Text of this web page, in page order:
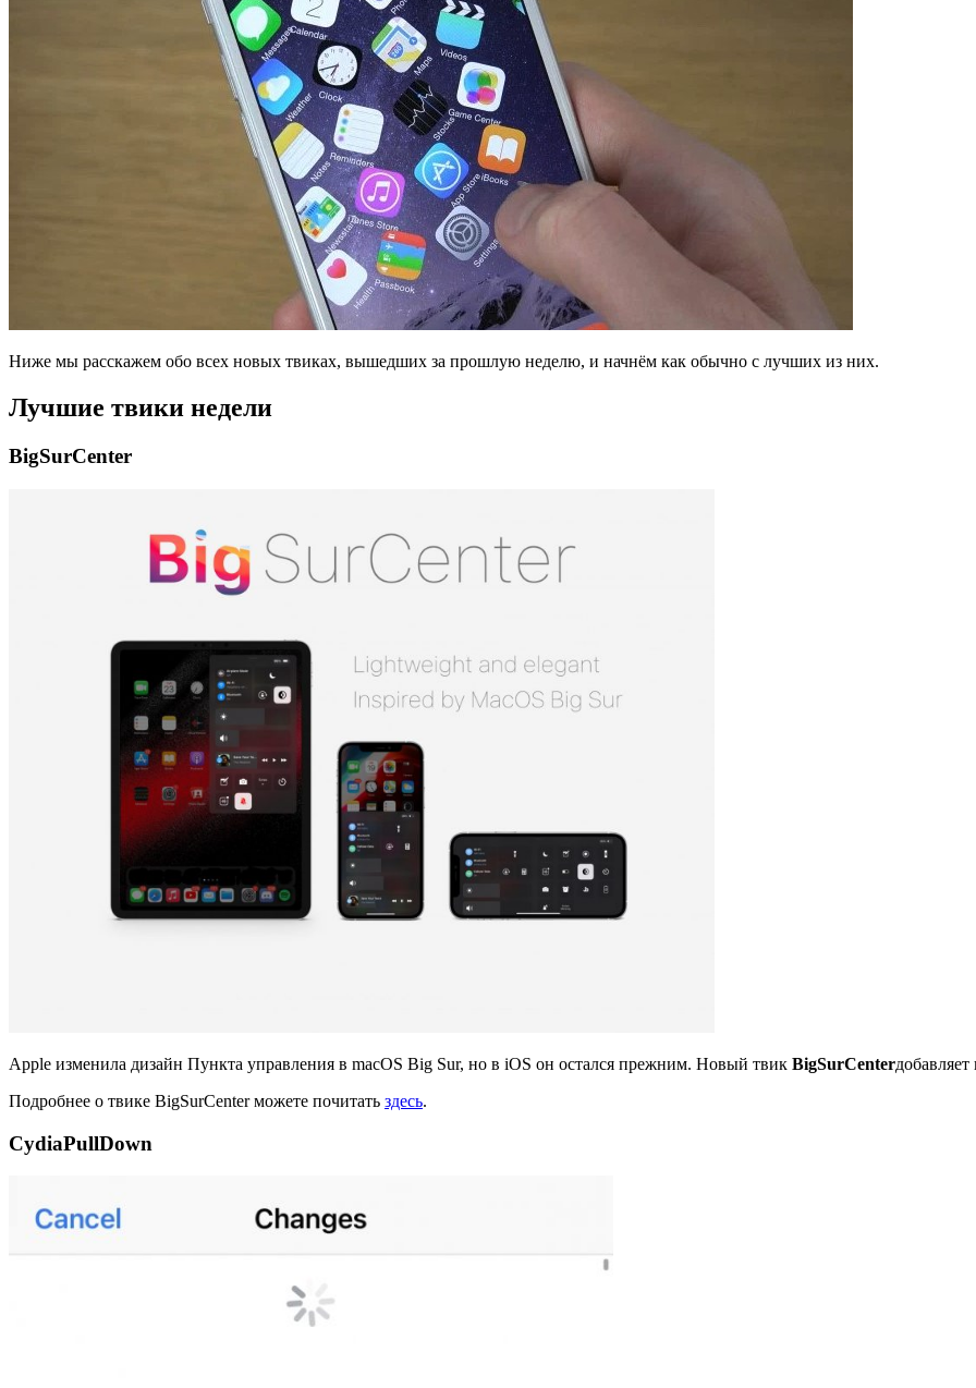
Ниже мы расскажем обо всех новых твиках, вышедших за прошлую неделю, и начнём как обычно с лучших из них.
Лучшие твики недели
BigSurCenter
Apple изменила дизайн Пункта управления в macOS Big Sur, но в iOS он остался прежним. Новый твик BigSurCenter
Подробнее о твике BigSurCenter можете почитать здесь.
CydiaPullDown